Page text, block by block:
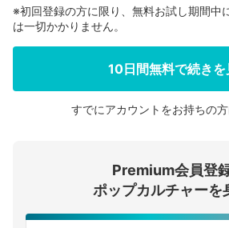
会員登録する
ログインする
※初回登録の方に限り、無料お試し期間中
は一切かかりません。
10日間無料で続きを
すでにアカウントをお持ちの
Premium会員登
ポップカルチャーを